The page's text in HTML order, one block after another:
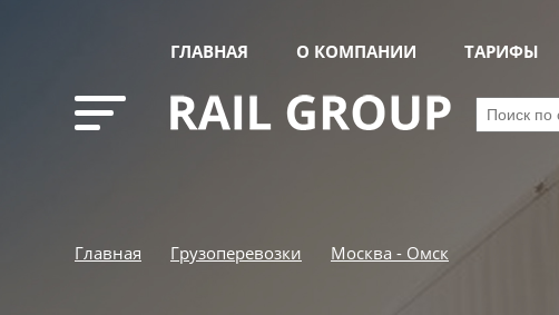
ГЛАВНАЯ О КОМПАНИИ ТАРИФЫ
Главная Грузоперевозки Москва - Омск